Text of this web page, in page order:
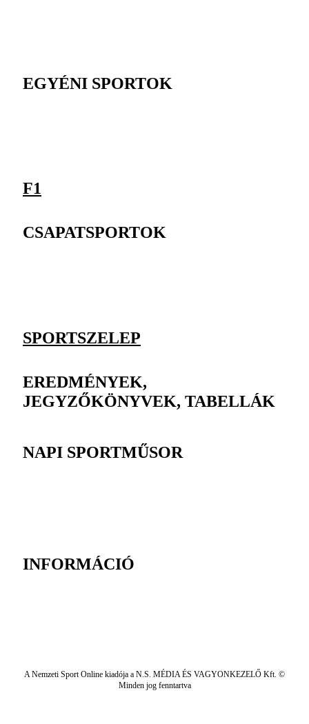
EGYÉNI SPORTOK
F1
CSAPATSPORTOK
SPORTSZELEP
EREDMÉNYEK,
JEGYZŐKÖNYVEK, TABELLÁK
NAPI SPORTMŰSOR
INFORMÁCIÓ
A Nemzeti Sport Online kiadója a N.S. MÉDIA ÉS VAGYONKEZELŐ Kft. ©
Minden jog fenntartva